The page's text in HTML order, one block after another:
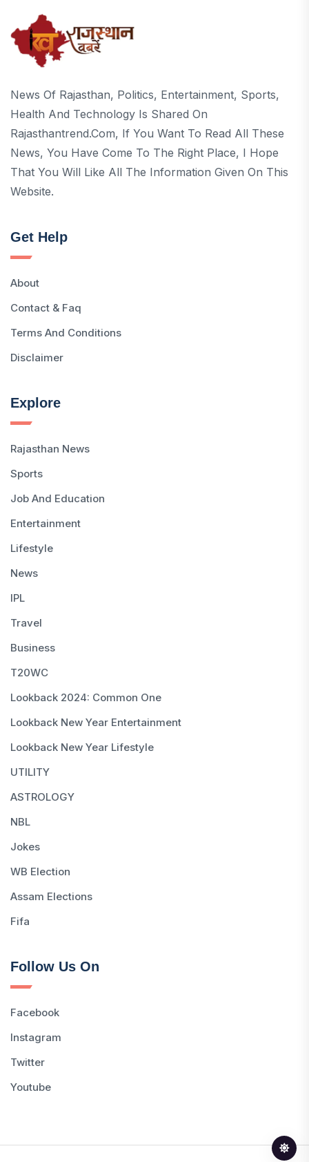
News Of Rajasthan, Politics, Entertainment, Sports,
Health And Technology Is Shared On
Rajasthantrend.com, If You Want To Read All These
News, You Have Come To The Right Place, I Hope
That You Will Like All The Information Given On This
Website.
Get Help
About
Contact & Faq
Terms And Conditions
Disclaimer
Explore
Rajasthan News
Sports
Job And Education
Entertainment
Lifestyle
News
IPL
Travel
Business
T20WC
Lookback 2024: Common One
Lookback New Year Entertainment
Lookback New Year Lifestyle
UTILITY
ASTROLOGY
NBL
Jokes
WB Election
Assam Elections
Fifa
Follow Us On
Facebook
Instagram
Twitter
Youtube